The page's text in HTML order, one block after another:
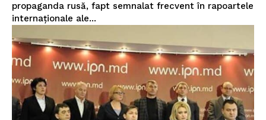
propaganda rusă, fapt semnalat frecvent în rapoartele
internaționale ale...